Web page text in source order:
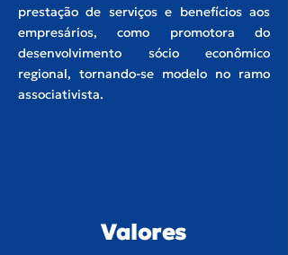
prestação de serviços e benefícios aos
empresários, como promotora do
desenvolvimento sócio econômico
regional, tornando-se modelo no ramo
associativista.
Valores